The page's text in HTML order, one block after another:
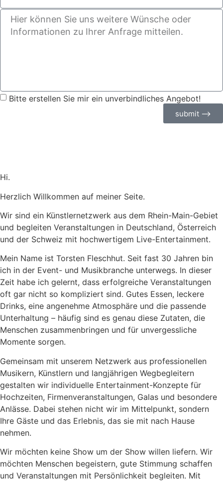
Bitte erstellen Sie mir ein unverbindliches Angebot!
submit ⟶
Hi.
Herzlich Willkommen auf meiner Seite.
Wir sind ein Künstlernetzwerk aus dem Rhein-Main-Gebiet
und begleiten Veranstaltungen in Deutschland, Österreich
und der Schweiz mit hochwertigem Live-Entertainment.
Mein Name ist Torsten Fleschhut. Seit fast 30 Jahren bin
ich in der Event- und Musikbranche unterwegs. In dieser
Zeit habe ich gelernt, dass erfolgreiche Veranstaltungen
oft gar nicht so kompliziert sind. Gutes Essen, leckere
Drinks, eine angenehme Atmosphäre und die passende
Unterhaltung – häufig sind es genau diese Zutaten, die
Menschen zusammenbringen und für unvergessliche
Momente sorgen.
Gemeinsam mit unserem Netzwerk aus professionellen
Musikern, Künstlern und langjährigen Wegbegleitern
gestalten wir individuelle Entertainment-Konzepte für
Hochzeiten, Firmenveranstaltungen, Galas und besondere
Anlässe. Dabei stehen nicht wir im Mittelpunkt, sondern
Ihre Gäste und das Erlebnis, das sie mit nach Hause
nehmen.
Wir möchten keine Show um der Show willen liefern. Wir
möchten Menschen begeistern, gute Stimmung schaffen
und Veranstaltungen mit Persönlichkeit begleiten. Mit